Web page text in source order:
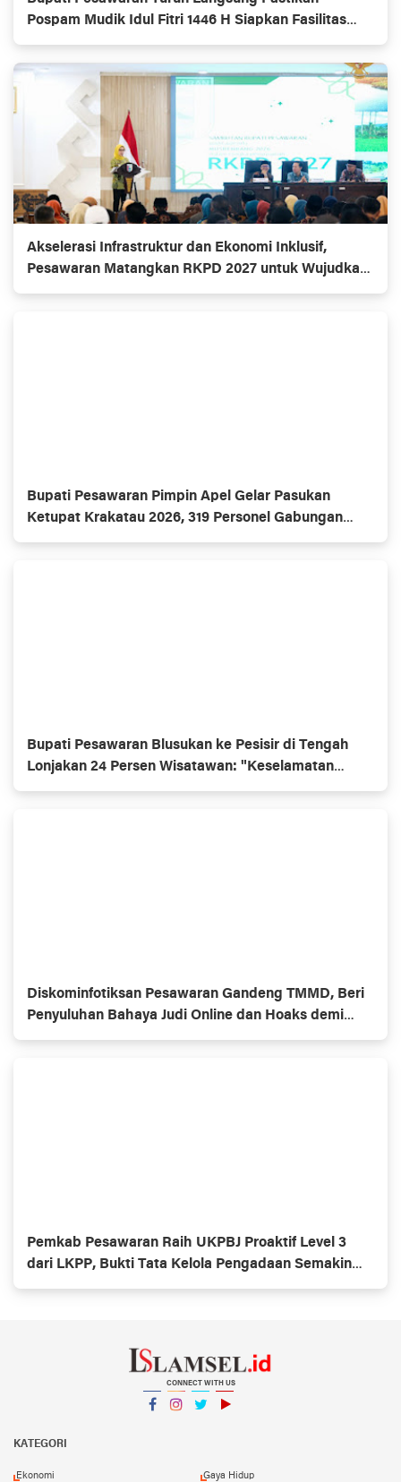
Pospam Mudik Idul Fitri 1446 H Siapkan Fasilitas
Istirahat bagi Pemudik
Akselerasi Infrastruktur dan Ekonomi Inklusif,
Pesawaran Matangkan RKPD 2027 untuk Wujudkan
"CAKEP Lebih Maju"
Bupati Pesawaran Pimpin Apel Gelar Pasukan
Ketupat Krakatau 2026, 319 Personel Gabungan
Siaga Amankan Idul Fitri
Bupati Pesawaran Blusukan ke Pesisir di Tengah
Lonjakan 24 Persen Wisatawan: "Keselamatan
Prioritas Utama!"
Diskominfotiksan Pesawaran Gandeng TMMD, Beri
Penyuluhan Bahaya Judi Online dan Hoaks demi
Perkuat Ketahanan Digital Warga
Pemkab Pesawaran Raih UKPBJ Proaktif Level 3
dari LKPP, Bukti Tata Kelola Pengadaan Semakin
Profesional
CONNECT WITH US
KATEGORI
Ekonomi Gaya Hidup